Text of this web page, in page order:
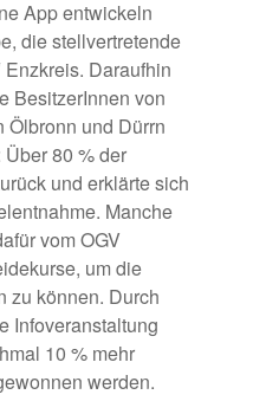
App entwickeln
die stellvertretende
Daraufhin
BesitzerInnen von
Ölbronn und Dürrn
80 % der
und erklärte sich
Manche
vom OGV
um die
zu können. Durch
Infoveranstaltung
10 % mehr
werden.